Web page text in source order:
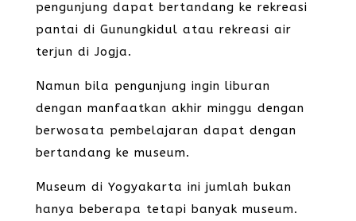
pengunjung dapat bertandang ke rekreasi
pantai di Gunungkidul atau rekreasi air
terjun di Jogja.
Namun bila pengunjung ingin liburan
dengan manfaatkan akhir minggu dengan
berwosata pembelajaran dapat dengan
bertandang ke museum.
Museum di Yogyakarta ini jumlah bukan
hanya beberapa tetapi banyak museum.